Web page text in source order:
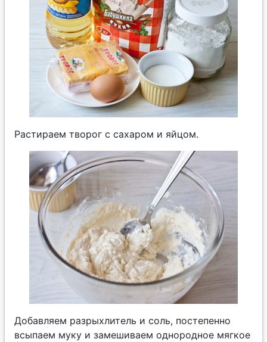
Растираем творог с сахаром и яйцом.
Добавляем разрыхлитель и соль, постепенно
всыпаем муку и замешиваем однородное мягкое